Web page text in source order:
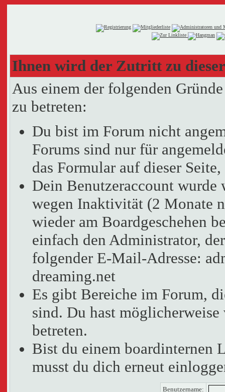
Ihnen wird der Zutritt zu
Aus einem der folgenden
zu betreten:
Du bist im Forum nicht
Forums sind nur für
das Formular auf dieser
Dein Benutzeraccount wurde
wegen Inaktivität (2 Monate
wieder am Boardgeschehen
einfach den Administrator,
folgender E-Mail-Adresse:
dreaming.net
Es gibt Bereiche im Forum,
sind. Du hast
betreten.
Bist du einem boardinternen
musst du dich erneut
Benutzername: